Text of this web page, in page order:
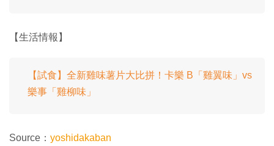
【生活情報】
【試食】全新雞味薯片大比拼！卡樂 B「雞翼味」vs
樂事「雞柳味」
Source： yoshidakaban